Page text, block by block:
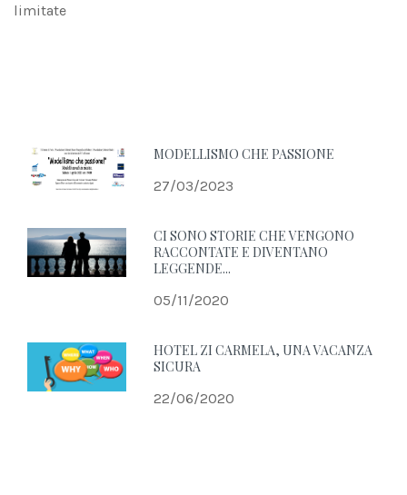
limitate
MODELLISMO CHE PASSIONE
27/03/2023
CI SONO STORIE CHE VENGONO
RACCONTATE E DIVENTANO
LEGGENDE...
05/11/2020
HOTEL ZI CARMELA, UNA VACANZA
SICURA
22/06/2020